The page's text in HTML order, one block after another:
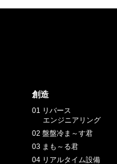
創造
01 リバース
エンジニアリング
02 盤盤冷ま～す君
03 まも～る君
04 リアルタイム設備